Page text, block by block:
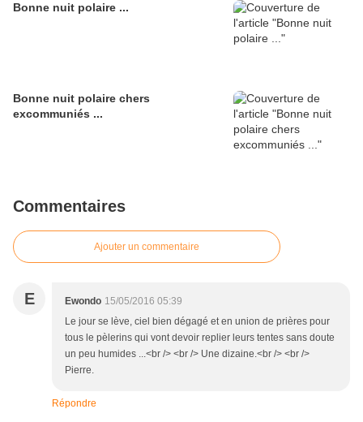
Bonne nuit polaire ...
Bonne nuit polaire chers
excommuniés ...
Commentaires
Ajouter un commentaire
E Ewondo 15/05/2016 05:39
Le jour se lève, ciel bien dégagé et en union de prières pour
tous le pèlerins qui vont devoir replier leurs tentes sans doute
un peu humides ...<br /> <br /> Une dizaine.<br /> <br />
Pierre.
Répondre